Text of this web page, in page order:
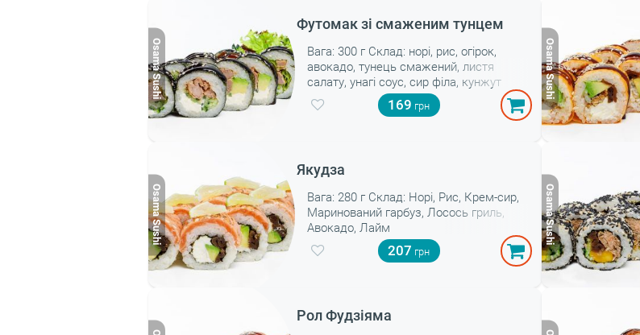
Футомак зі смаженим тунцем
Вага: 300 г Склад: норі, рис, огірок,
авокадо, тунець смажений, листя
салату, унагі соус, сир філа, кунжут
169
Якудза
Вага: 280 г Склад: Норі, Рис, Крем-сир,
Маринований гарбуз, Лосось гриль,
Авокадо, Лайм
207
Рол Фудзіяма